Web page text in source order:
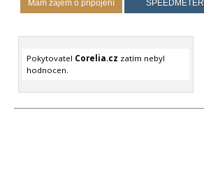
Mám zájem o připojení
SPEEDMETER
Pokytovatel Corelia.cz zatím nebyl
hodnocen.